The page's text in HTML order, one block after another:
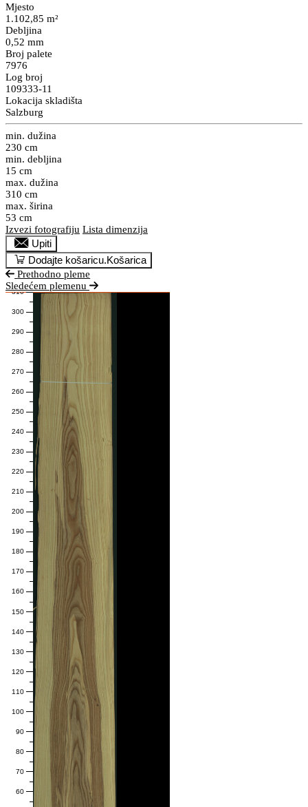
Mjesto
1.102,85 m²
Debljina
0,52 mm
Broj palete
7976
Log broj
109333-11
Lokacija skladišta
Salzburg
min. dužina
230 cm
min. debljina
15 cm
max. dužina
310 cm
max. širina
53 cm
Izvezi fotografiju Lista dimenzija
Upiti
Dodajte košaricu.Košarica
Prethodno pleme
Sledećem plemenu
60
70
80
90
100
110
120
130
140
150
160
170
180
190
200
210
220
230
240
250
260
270
280
290
300
310